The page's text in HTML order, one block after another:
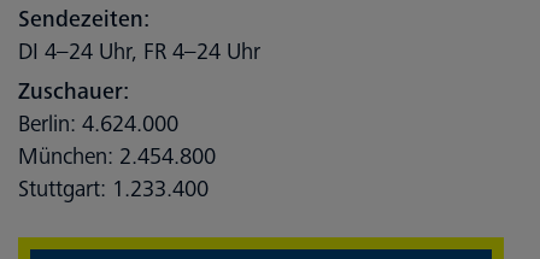
Sendezeiten:
DI 4–24 Uhr, FR 4–24 Uhr
Zuschauer:
Berlin: 4.624.000
München: 2.454.800
Stuttgart: 1.233.400